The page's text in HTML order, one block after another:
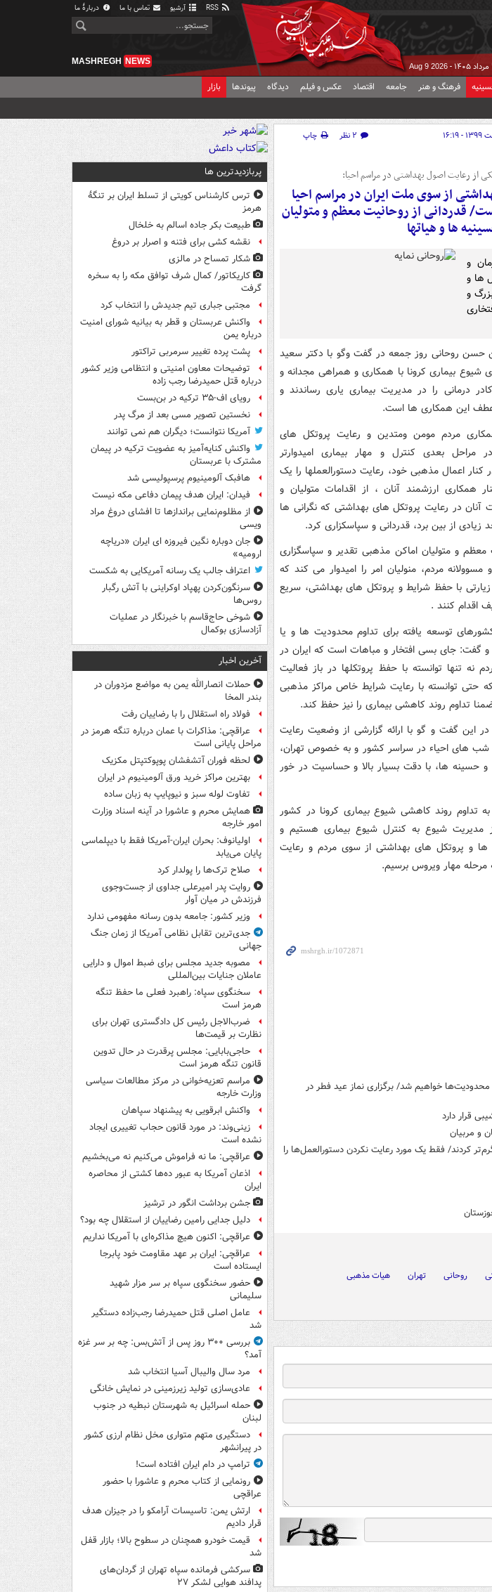
آرشیو تماس با ما دربارهٔ ما
Aug 9 2026
MASHREGH NEWS
فرهنگ و هنر جامعه اقتصاد عکس و فیلم دیدگاه پیوندها بازار
۲ نظر
چاپ
از رعایت اصول بهداشتی در مراسم احیا:
از سوی ملت ایران در مراسم احیا
قدردانی از روحانیت معظم و متولیان
ها و هیاتها
و
ها و
و
حسن روحانی روز جمعه در گفت وگو با دکتر سعید
شیوع بیماری کرونا با همکاری و همراهی مجدانه و
درمانی را در مدیریت بیماری یاری رساندند و
عطف این همکاری ها است.
مردم مومن ومتدین و رعایت پروتکل های
مراحل بعدی کنترل و مهار بیماری امیدوارتر
کنار اعمال مذهبی خود، رعایت دستورالعملها را یک
ارزشمند آنان ، از اقدامات متولیان و
آنان در رعایت پروتکل های بهداشتی که نگرانی ها
از بین برد، قدردانی و سپاسکزاری کرد.
معظم و متولیان اماکن مذهبی تقدیر و سپاسگزاری
مردم، منولیان امر را امیدوار می کند که
با حفظ شرایط و پروتکل های بهداشتی، سریع
اقدام کنند .
توسعه یافته برای تداوم محدودیت ها و یا
و گفت: جای بسی افتخار و مباهات است که ایران در
تنها توانسته با حفظ پروتکلها در باز فعالیت
حتی توانسته با رعایت شرایط خاص مراکز مذهبی
تداوم روند کاهشی بیماری را نیز حفظ کند.
این گفت و گو با ارائه گزارشی از وضعیت رعایت
شب های احیاء در سراسر کشور و به خصوص تهران،
حسینه ها، با دقت بسیار بالا و حساسیت در خور
تداوم روند کاهشی شیوع بیماری کرونا در کشور
مدیریت شیوع به کنترل شیوع بیماری هستیم و
ها و پروتکل های بهداشتی از سوی مردم و رعایت
مهار ویروس برسیم.
محدودیت‌ها خواهیم شد/ برگزاری نماز عید فطر در
قرار دارد
و مربیان
کردند/ فقط یک مورد رعایت نکردن دستورالعمل‌ها را
روحانی تهران
هیات مذهبی
پربازدیدترین ها
ترس کارشناس کویتی از تسلط ایران بر تنگۀ
هرمز
طبیعت بکر جاده اسالم به خلخال
نقشه کشی برای فتنه و اصرار بر دروغ
شکار تمساح در مالزی
کاریکاتور/ کمال شرف توافق مکه را به سخره
گرفت
مجتبی جباری تیم جدیدش را انتخاب کرد
واکنش عربستان و قطر به بیانیه شورای امنیت
درباره یمن
پشت پرده تغییر سرمربی تراکتور
توضیحات معاون امنیتی و انتظامی وزیر کشور
درباره قتل حمیدرضا رجب زاده
رویای اف-۳۵ ترکیه در بن‌بست
نخستین تصویر مسی بعد از مرگ پدر
آمریکا نتوانست؛ دیگران هم نمی توانند
واکنش کنایه‌آمیز به عضویت ترکیه در پیمان
مشترک با عربستان
هافبک آلومینیوم پرسپولیسی شد
فیدان: ایران هدف پیمان دفاعی مکه نیست
از مظلوم‌نمایی براندازها تا افشای دروغ مراد
ویسی
جان دوباره نگین فیروزه ای ایران «دریاچه
ارومیه»
اعتراف جالب یک رسانه آمریکایی به شکست
سرنگون‌کردن پهپاد اوکراینی با آتش رگبار
روس‌ها
شوخی حاج‌قاسم با خبرنگار در عملیات
آزادسازی بوکمال
آخرین اخبار
حملات انصارالله یمن به مواضع مزدوران در
بندر المخا
فولاد راه استقلال را با رضاییان رفت
عراقچی: مذاکرات با عمان درباره تنگه هرمز در
مراحل پایانی است
لحظه فوران آتشفشان پوپوکتپتل مکزیک
بهترین مراکز خرید ورق آلومینیوم در ایران
تفاوت لوله سبز و نیوپایپ به زبان ساده
همایش محرم و عاشورا در آینه اسناد وزارت
امور خارجه
اولیانوف: بحران ایران-آمریکا فقط با دیپلماسی
پایان می‌یابد
صلاح ترک‌ها را پولدار کرد
روایت پدر امیرعلی جداوی از جست‌وجوی
فرزندش در میان آوار
وزیر کشور: جامعه بدون رسانه مفهومی ندارد
جدی‌ترین تقابل نظامی آمریکا از زمان جنگ
جهانی
مصوبه جدید مجلس برای ضبط اموال و دارایی
عاملان جنایات بین‌المللی
سخنگوی سپاه: راهبرد فعلی ما حفظ تنگه
هرمز است
ضرب‌الاجل رئیس کل دادگستری تهران برای
نظارت بر قیمت‌ها
حاجی‌بابایی: مجلس پرقدرت در حال تدوین
قانون تنگه هرمز است
مراسم تعزیه‌خوانی در مرکز مطالعات سیاسی
وزارت خارجه
واکنش ابرقویی به پیشنهاد سپاهان
زینی‌وند: در مورد قانون حجاب تغییری ایجاد
نشده است
عراقچی: ما نه فراموش می‌کنیم نه می‌بخشیم
اذعان آمریکا به عبور ده‌ها کشتی از محاصره
ایران
جشن برداشت انگور در ترشیز
دلیل جدایی رامین رضاییان از استقلال چه بود؟
عراقچی: اکنون هیچ مذاکره‌ای با آمریکا نداریم
عراقچی: ایران بر عهد مقاومت خود پابرجا
ایستاده است
حضور سخنگوی سپاه بر سر مزار شهید
سلیمانی
عامل اصلی قتل حمیدرضا رجب‌زاده دستگیر
شد
بررسی ۳۰۰ روز پس از آتش‌بس: چه بر سر غزه
آمد؟
مرد سال والیبال آسیا انتخاب شد
عادی‌سازی تولید زیرزمینی در نمایش خانگی
حمله اسرائیل به شهرستان نبطیه در جنوب
لبنان
دستگیری متهم متواری مخل نظام ارزی کشور
در پیرانشهر
ترامپ در دام ایران افتاده است!
رونمایی از کتاب محرم و عاشورا با حضور
عراقچی
ارتش یمن: تاسیسات آرامکو را در جیزان هدف
قرار دادیم
قیمت خودرو همچنان در سطوح بالا؛ بازار قفل
شد
سرکشی فرمانده سپاه تهران از گردان‌های
پدافند هوایی لشکر ۲۷